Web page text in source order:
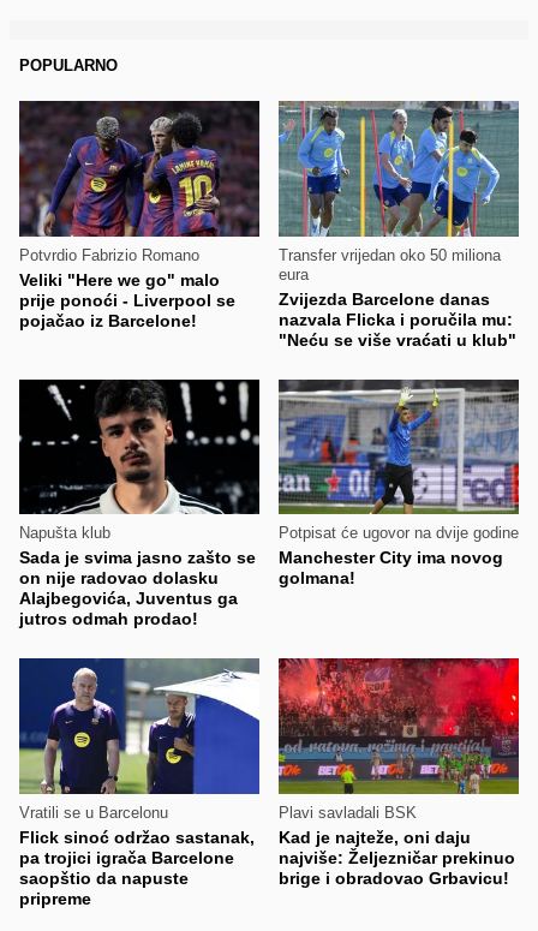
POPULARNO
Potvrdio Fabrizio Romano
Veliki "Here we go" malo
prije ponoći - Liverpool se
pojačao iz Barcelone!
Transfer vrijedan oko 50 miliona
eura
Zvijezda Barcelone danas
nazvala Flicka i poručila mu:
"Neću se više vraćati u klub"
Napušta klub
Sada je svima jasno zašto se
on nije radovao dolasku
Alajbegovića, Juventus ga
jutros odmah prodao!
Potpisat će ugovor na dvije godine
Manchester City ima novog
golmana!
Vratili se u Barcelonu
Flick sinoć održao sastanak,
pa trojici igrača Barcelone
saopštio da napuste
pripreme
Plavi savladali BSK
Kad je najteže, oni daju
najviše: Željezničar prekinuo
brige i obradovao Grbavicu!